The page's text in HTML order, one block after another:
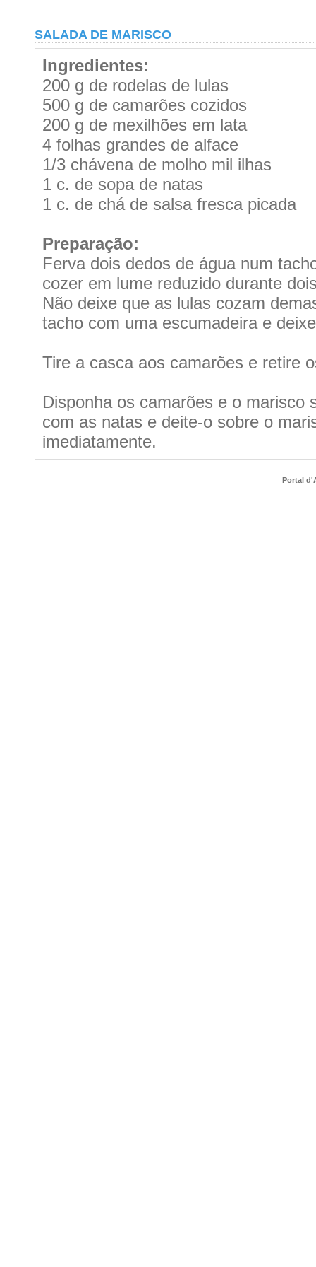
SALADA DE MARISCO
Ingredientes:
200 g de rodelas de lulas
500 g de camarões cozidos
200 g de mexilhões em lata
4 folhas grandes de alface
1/3 chávena de molho mil ilhas
1 c. de sopa de natas
1 c. de chá de salsa fresca picada
Preparação:
Ferva dois dedos de água num
cozer em lume reduzido durante
Não deixe que as lulas cozam
tacho com uma escumadeira e
Tire a casca aos camarões e retire
Disponha os camarões e o marisco
com as natas e deite-o sobre o
imediatamente.
Portal